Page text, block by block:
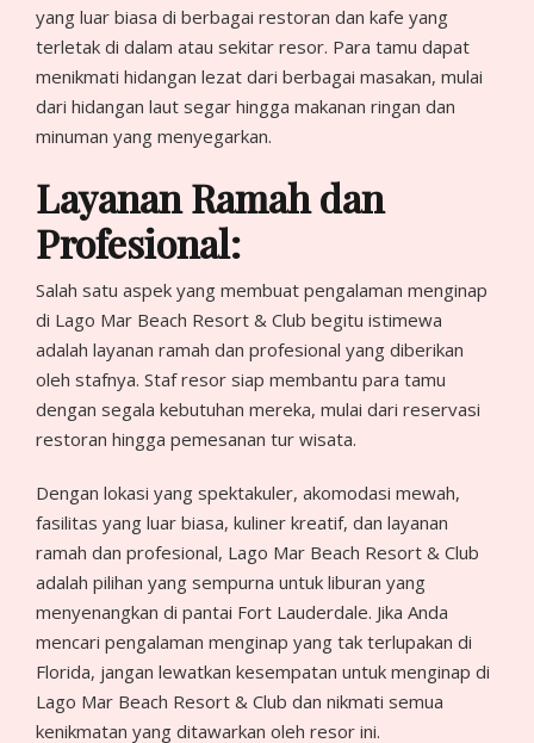
yang luar biasa di berbagai restoran dan kafe yang
terletak di dalam atau sekitar resor. Para tamu dapat
menikmati hidangan lezat dari berbagai masakan, mulai
dari hidangan laut segar hingga makanan ringan dan
minuman yang menyegarkan.
Layanan Ramah dan
Profesional:
Salah satu aspek yang membuat pengalaman menginap
di Lago Mar Beach Resort & Club begitu istimewa
adalah layanan ramah dan profesional yang diberikan
oleh stafnya. Staf resor siap membantu para tamu
dengan segala kebutuhan mereka, mulai dari reservasi
restoran hingga pemesanan tur wisata.
Dengan lokasi yang spektakuler, akomodasi mewah,
fasilitas yang luar biasa, kuliner kreatif, dan layanan
ramah dan profesional, Lago Mar Beach Resort & Club
adalah pilihan yang sempurna untuk liburan yang
menyenangkan di pantai Fort Lauderdale. Jika Anda
mencari pengalaman menginap yang tak terlupakan di
Florida, jangan lewatkan kesempatan untuk menginap di
Lago Mar Beach Resort & Club dan nikmati semua
kenikmatan yang ditawarkan oleh resor ini.